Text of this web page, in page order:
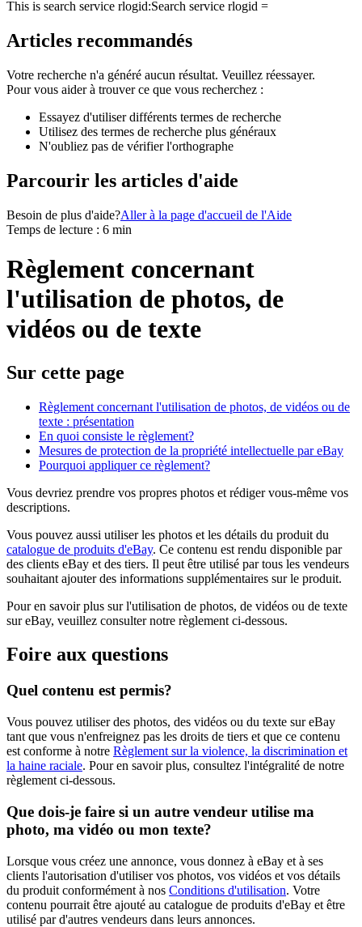
This is search service rlogid:Search service rlogid =
Articles recommandés
Votre recherche n'a généré aucun résultat. Veuillez réessayer.
Pour vous aider à trouver ce que vous recherchez :
Essayez d'utiliser différents termes de recherche
Utilisez des termes de recherche plus généraux
N'oubliez pas de vérifier l'orthographe
Parcourir les articles d'aide
Besoin de plus d'aide?Aller à la page d'accueil de l'Aide
Temps de lecture : 6 min
Règlement concernant
l'utilisation de photos, de
vidéos ou de texte
Sur cette page
Règlement concernant l'utilisation de photos, de vidéos ou de
texte : présentation
En quoi consiste le règlement?
Mesures de protection de la propriété intellectuelle par eBay
Pourquoi appliquer ce règlement?
Vous devriez prendre vos propres photos et rédiger vous-même vos
descriptions.
Vous pouvez aussi utiliser les photos et les détails du produit du
catalogue de produits d'eBay. Ce contenu est rendu disponible par
des clients eBay et des tiers. Il peut être utilisé par tous les vendeurs
souhaitant ajouter des informations supplémentaires sur le produit.
Pour en savoir plus sur l'utilisation de photos, de vidéos ou de texte
sur eBay, veuillez consulter notre règlement ci-dessous.
Foire aux questions
Quel contenu est permis?
Vous pouvez utiliser des photos, des vidéos ou du texte sur eBay
tant que vous n'enfreignez pas les droits de tiers et que ce contenu
est conforme à notre Règlement sur la violence, la discrimination et
la haine raciale. Pour en savoir plus, consultez l'intégralité de notre
règlement ci-dessous.
Que dois-je faire si un autre vendeur utilise ma
photo, ma vidéo ou mon texte?
Lorsque vous créez une annonce, vous donnez à eBay et à ses
clients l'autorisation d'utiliser vos photos, vos vidéos et vos détails
du produit conformément à nos Conditions d'utilisation. Votre
contenu pourrait être ajouté au catalogue de produits d'eBay et être
utilisé par d'autres vendeurs dans leurs annonces.